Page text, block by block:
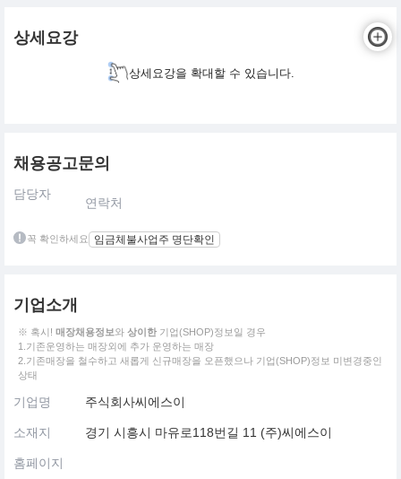
상세요강
상세요강을 확대할 수 있습니다.
채용공고문의
담당자
연락처
꼭 확인하세요 임금체불사업주 명단확인
기업소개
※ 혹시! 매장채용정보와 상이한 기업(SHOP)정보일 경우
1.기존운영하는 매장외에 추가 운영하는 매장
2.기존매장을 철수하고 새롭게 신규매장을 오픈했으나 기업(SHOP)정보 미변경중인
상태
기업명 주식회사씨에스이
소재지 경기 시흥시 마유로118번길 11 (주)씨에스이
홈페이지